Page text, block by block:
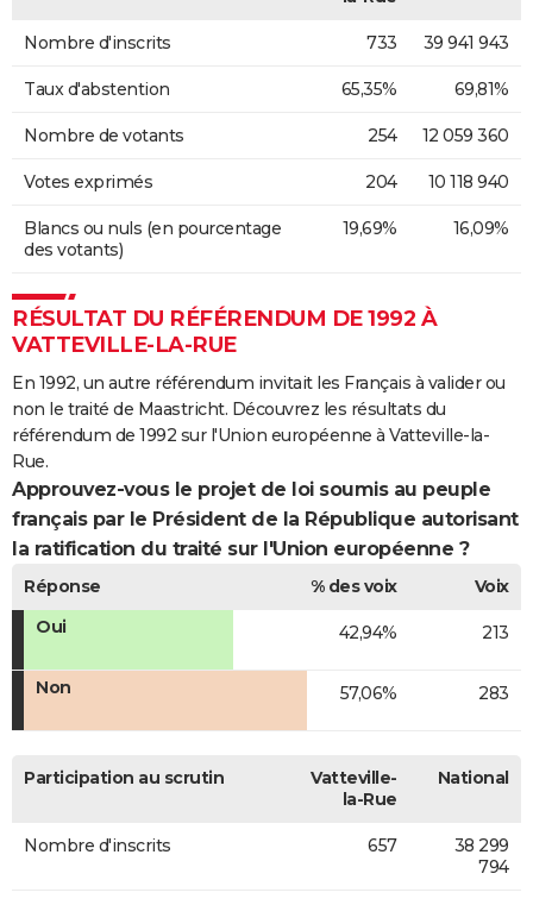
Nombre d'inscrits 733 39 941 943
Taux d'abstention 65,35% 69,81%
Nombre de votants 254 12 059 360
Votes exprimés 204 10 118 940
Blancs ou nuls (en pourcentage
des votants)
19,69% 16,09%
RÉSULTAT DU RÉFÉRENDUM DE 1992 À
VATTEVILLE-LA-RUE
En 1992, un autre référendum invitait les Français à valider ou
non le traité de Maastricht. Découvrez les résultats du
référendum de 1992 sur l'Union européenne à Vatteville-la-
Rue.
Approuvez-vous le projet de loi soumis au peuple
français par le Président de la République autorisant
la ratification du traité sur l'Union européenne ?
Réponse % des voix
Voix
Oui
42,94% 213
Non 57,06% 283
Participation au scrutin
Vatteville-
la-Rue
National
Nombre d'inscrits 657
38 299
794